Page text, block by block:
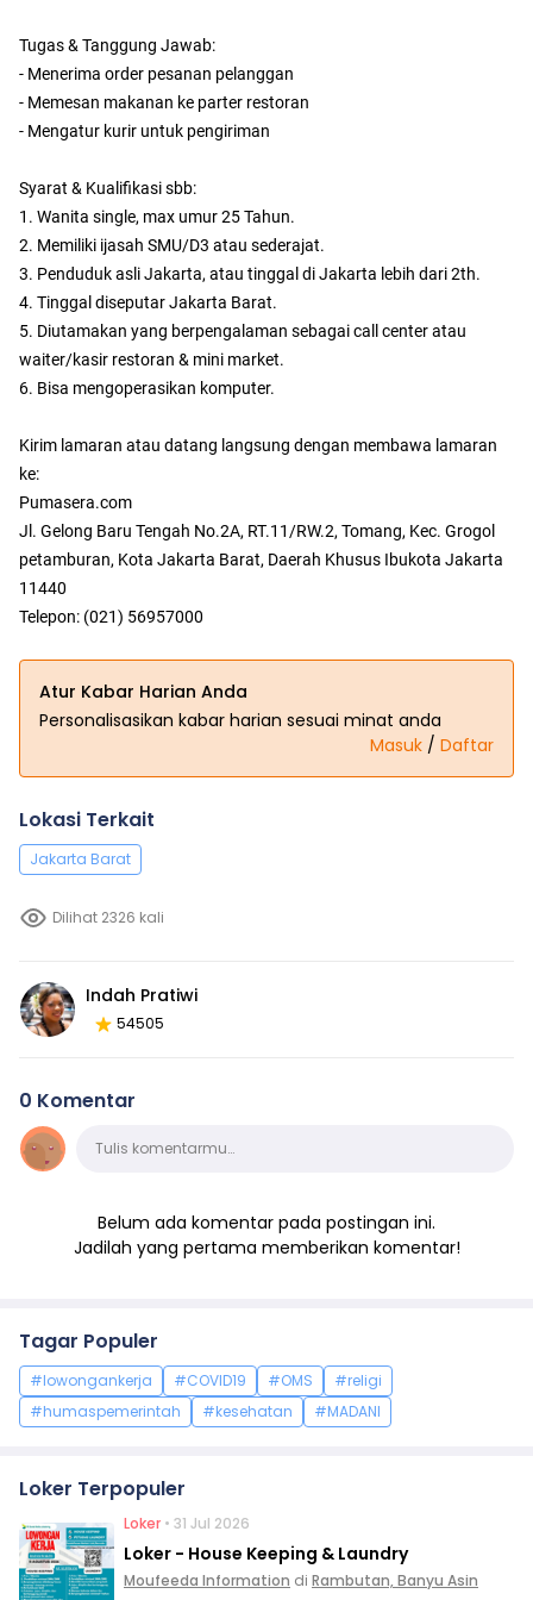
Tugas & Tanggung Jawab:
- Menerima order pesanan pelanggan
- Memesan makanan ke parter restoran
- Mengatur kurir untuk pengiriman
Syarat & Kualifikasi sbb:
1. Wanita single, max umur 25 Tahun.
2. Memiliki ijasah SMU/D3 atau sederajat.
3. Penduduk asli Jakarta, atau tinggal di Jakarta lebih dari 2th.
4. Tinggal diseputar Jakarta Barat.
5. Diutamakan yang berpengalaman sebagai call center atau
waiter/kasir restoran & mini market.
6. Bisa mengoperasikan komputer.
Kirim lamaran atau datang langsung dengan membawa lamaran
ke:
Pumasera.com
Jl. Gelong Baru Tengah No.2A, RT.11/RW.2, Tomang, Kec. Grogol
petamburan, Kota Jakarta Barat, Daerah Khusus Ibukota Jakarta
11440
Telepon: (021) 56957000
Atur Kabar Harian Anda
Personalisasikan kabar harian sesuai minat anda
Masuk / Daftar
Lokasi Terkait
Jakarta Barat
Dilihat 2326 kali
Indah Pratiwi
54505
0 Komentar
KomentarTulis komentarmu…
Belum ada komentar pada postingan ini.
Jadilah yang pertama memberikan komentar!
Tagar Populer
#lowongankerja #COVID19 #OMS
#religi
#humaspemerintah
#kesehatan #MADANI
Loker Terpopuler
Loker • 31 Jul 2026
Loker - House Keeping & Laundry
Moufeeda Information di Rambutan, Banyu Asin